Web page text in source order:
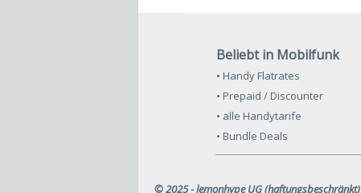
Beliebt in Mobilfunk
• Handy Flatrates
• Prepaid / Discounter
• alle Handytarife
• Bundle Deals
© 2025 - lemonhype UG (haftungsbeschränkt)